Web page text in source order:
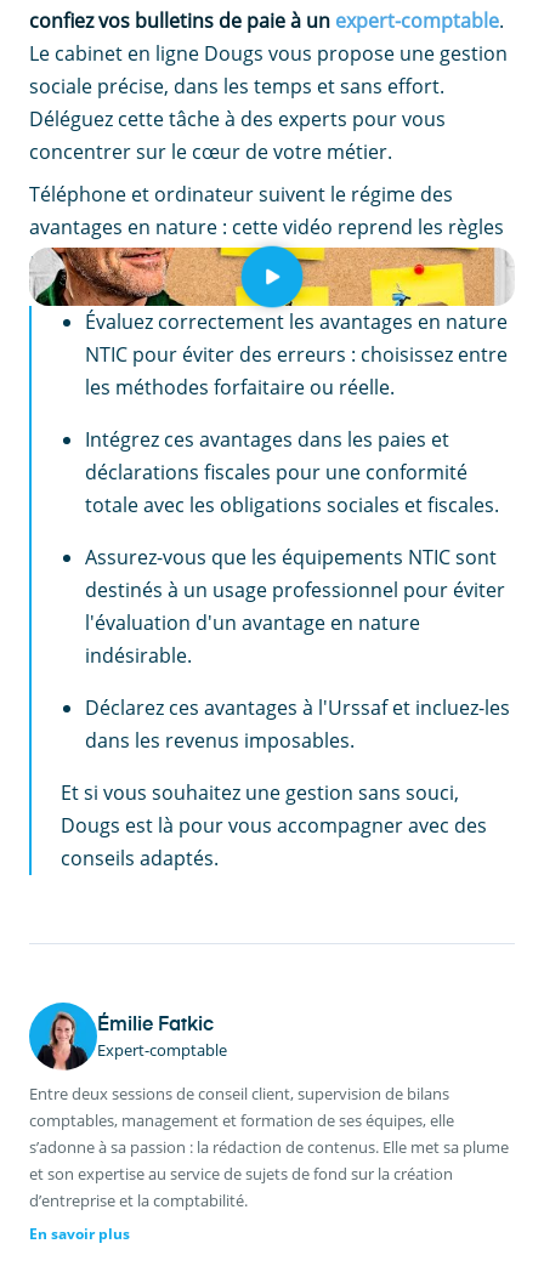
confiez vos bulletins de paie à un expert-comptable.
Le cabinet en ligne Dougs vous propose une gestion
sociale précise, dans les temps et sans effort.
Déléguez cette tâche à des experts pour vous
concentrer sur le cœur de votre métier.
Téléphone et ordinateur suivent le régime des
avantages en nature : cette vidéo reprend les règles
applicables aux dirigeants.
EN RÉSUMÉ
Évaluez correctement les avantages en nature
NTIC pour éviter des erreurs : choisissez entre
les méthodes forfaitaire ou réelle.
Intégrez ces avantages dans les paies et
déclarations fiscales pour une conformité
totale avec les obligations sociales et fiscales.
Assurez-vous que les équipements NTIC sont
destinés à un usage professionnel pour éviter
l'évaluation d'un avantage en nature
indésirable.
Déclarez ces avantages à l'Urssaf et incluez-les
dans les revenus imposables.
Et si vous souhaitez une gestion sans souci,
Dougs est là pour vous accompagner avec des
conseils adaptés.
Émilie Fatkic
Expert-comptable
Entre deux sessions de conseil client, supervision de bilans
comptables, management et formation de ses équipes, elle
s’adonne à sa passion : la rédaction de contenus. Elle met sa plume
et son expertise au service de sujets de fond sur la création
d’entreprise et la comptabilité.
En savoir plus